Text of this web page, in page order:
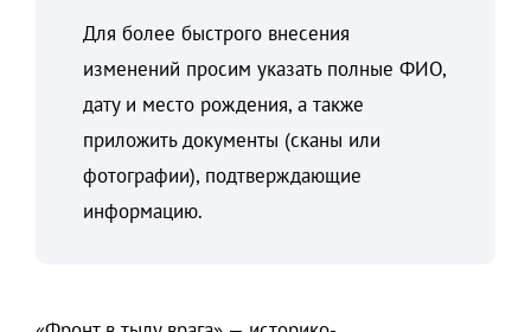
Для более быстрого внесения
изменений просим указать полные ФИО,
дату и место рождения, а также
приложить документы (сканы или
фотографии), подтверждающие
информацию.